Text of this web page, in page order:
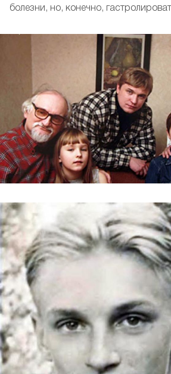
болезни, но, конечно,